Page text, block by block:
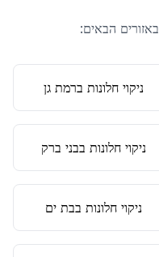
באזורים הבאים:
ניקוי חלונות ברמת גן
ניקוי חלונות בבני ברק
ניקוי חלונות בבת ים